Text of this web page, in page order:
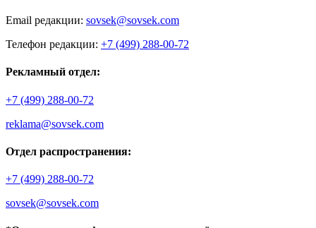
Email редакции: sovsek@sovsek.com
Телефон редакции: +7 (499) 288-00-72
Рекламный отдел:
+7 (499) 288-00-72
reklama@sovsek.com
Отдел распространения:
+7 (499) 288-00-72
sovsek@sovsek.com